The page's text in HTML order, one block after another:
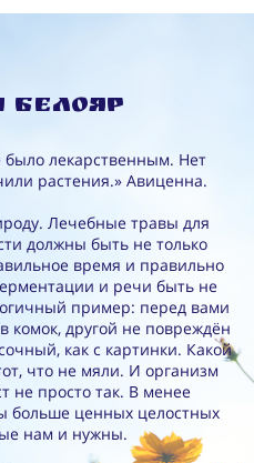
Белояр
было лекарственным. Нет
растения.» Авиценна.
Лечебные травы для
должны быть не только
время и правильно
и речи быть не
пример: перед вами
комок, другой не повреждён
как с картинки. Какой
что не мяли. И организм
не просто так. В менее
больше ценных целостных
нам и нужны.